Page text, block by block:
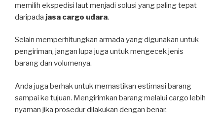
memilih ekspedisi laut menjadi solusi yang paling tepat
daripada jasa cargo udara.
Selain memperhitungkan armada yang digunakan untuk
pengiriman, jangan lupa juga untuk mengecek jenis
barang dan volumenya.
Anda juga berhak untuk memastikan estimasi barang
sampai ke tujuan. Mengirimkan barang melalui cargo lebih
nyaman jika prosedur dilakukan dengan benar.